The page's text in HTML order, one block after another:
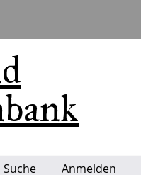
Suche Anmelden